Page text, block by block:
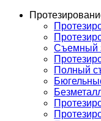
Съемный
Полный